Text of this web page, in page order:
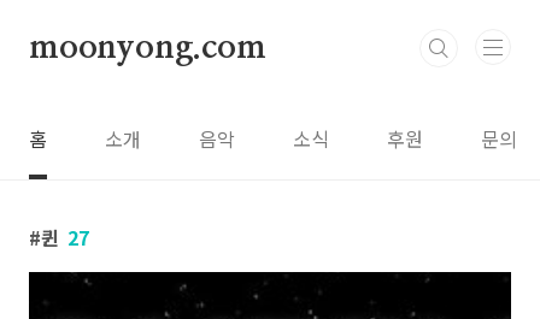
moonyong.com
홈 소개 음악 소식 후원 문의
퀸 27